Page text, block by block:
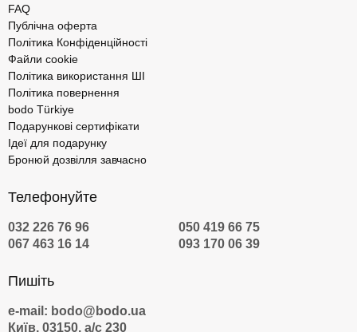
FAQ
Публічна оферта
Політика Конфіденційності
Файли cookie
Політика використання ШІ
Політика повернення
bodo Türkiye
Подарункові сертифікати
Ідеї для подарунку
Бронюй дозвілля завчасно
Телефонуйте
032 226 76 96
050 419 66 75
067 463 16 14
093 170 06 39
Пишіть
e-mail: bodo@bodo.ua
Київ, 03150, а/с 230